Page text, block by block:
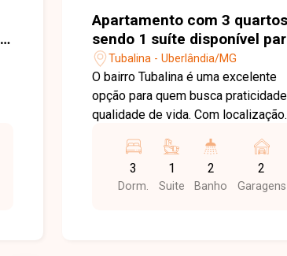
Apartamento com 3 quartos
sendo 1 suíte disponível para
venda no bairro Tubalina em
Uberlândia-MG
Tubalina - Uberlândia/MG
O bairro Tubalina é uma excelente
opção para quem busca
qualidade de vida. Com localização
principais vias de Uberlândia e conta
com ampla infraestrutura de
supermercados, escolas, farmácias
3
Dorm.
1
Suite
2
Banho
2
Garagens